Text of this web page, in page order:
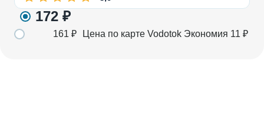
172 ₽
161 ₽ Цена по карте Vodotok Экономия 11 ₽